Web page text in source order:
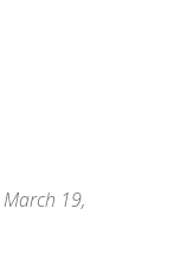
March 19,